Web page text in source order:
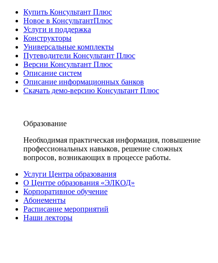
Купить Консультант Плюс
Новое в КонсультантПлюс
Услуги и поддержка
Конструкторы
Универсальные комплекты
Путеводители Консультант Плюс
Версии Консультант Плюс
Описание систем
Описание информационных банков
Скачать демо-версию Консультант Плюс
Образование
Необходимая практическая информация, повышение
профессиональных навыков, решение сложных
вопросов, возникающих в процессе работы.
Услуги Центра образования
О Центре образования «ЭЛКОД»
Корпоративное обучение
Абонементы
Расписание мероприятий
Наши лекторы